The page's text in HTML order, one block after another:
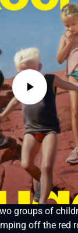
groups of
off the red